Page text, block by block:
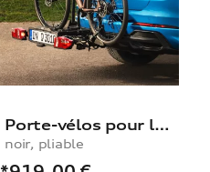
Porte-vélos pour le dispositif d’attelage
noir, pliable